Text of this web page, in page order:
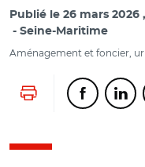
Publié le 26 mars 2026
Seine-Maritime
Aménagement et foncier,
Lancer l'impression
Partager